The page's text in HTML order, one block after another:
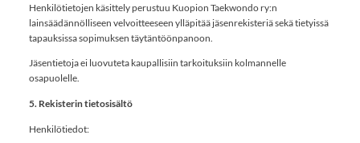
Henkilötietojen käsittely perustuu Kuopion Taekwondo ry:n
lainsäädännölliseen velvoitteeseen ylläpitää jäsenrekisteriä sekä tietyissä
tapauksissa sopimuksen täytäntöönpanoon.
Jäsentietoja ei luovuteta kaupallisiin tarkoituksiin kolmannelle
osapuolelle.
5. Rekisterin tietosisältö
Henkilötiedot: